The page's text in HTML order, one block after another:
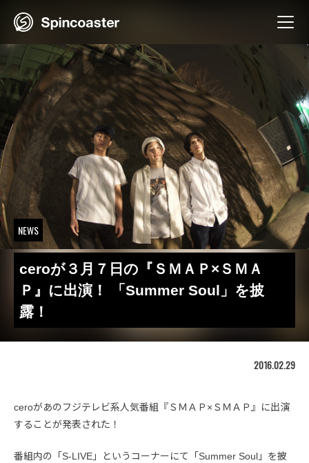
NEWS
ceroが３月７日の『ＳＭＡＰ×ＳＭＡ
Ｐ』に出演！ 「Summer Soul」を披
露！
2016.02.29
ceroがあのフジテレビ系人気番組『ＳＭＡＰ×ＳＭＡＰ』に出演
することが発表された！
番組内の「S-LIVE」というコーナーにて「Summer Soul」を披